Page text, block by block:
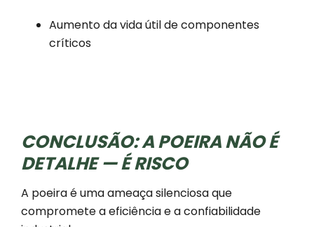
Aumento da vida útil de componentes
críticos
CONCLUSÃO: A POEIRA NÃO É
DETALHE — É RISCO
A poeira é uma ameaça silenciosa que
compromete a eficiência e a confiabilidade